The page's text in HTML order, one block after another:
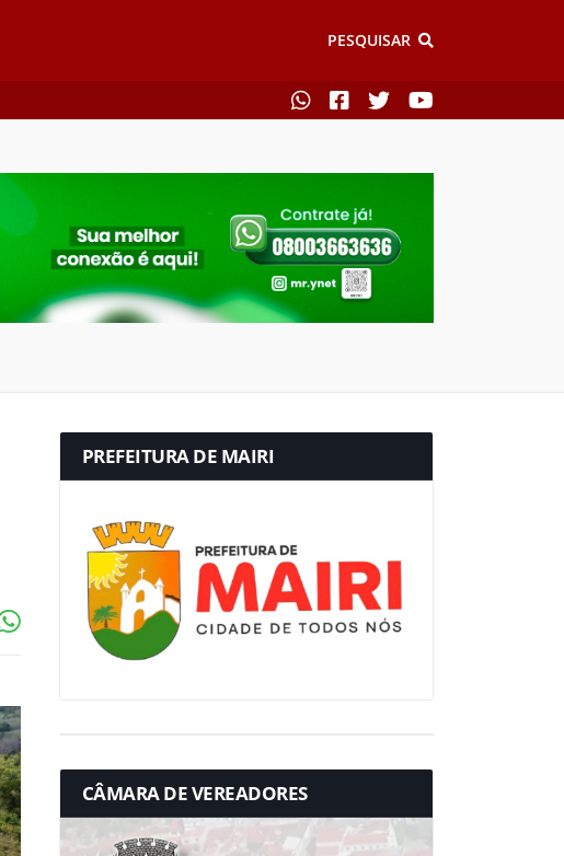
PESQUISAR
PREFEITURA DE MAIRI
CÂMARA DE VEREADORES